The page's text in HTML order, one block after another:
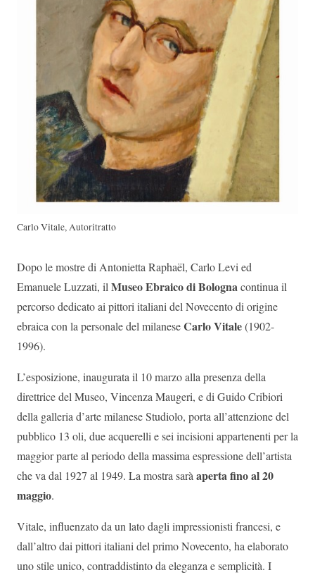
Carlo Vitale, Autoritratto
Dopo le mostre di Antonietta Raphaël, Carlo Levi ed
Emanuele Luzzati, il Museo Ebraico di Bolognacontinua il
percorso dedicato ai pittori italiani del Novecento di origine
ebraica con la personale del milaneseCarlo Vitale(1902-
1996).
L’esposizione, inaugurata il 10 marzo alla presenza della
direttrice del Museo, Vincenza Maugeri, e di Guido Cribiori
della galleria d’arte milanese Studiolo, porta all’attenzione del
pubblico 13 oli, due acquerelli e sei incisioni appartenenti per la
maggior parte al periodo della massima espressione dell’artista
che va dal 1927 al 1949. La mostra sarà aperta fino al 20
maggio.
Vitale, influenzato da un lato dagli impressionisti francesi, e
dall’altro dai pittori italiani del primo Novecento, ha elaborato
uno stile unico, contraddistinto da eleganza e semplicità. I